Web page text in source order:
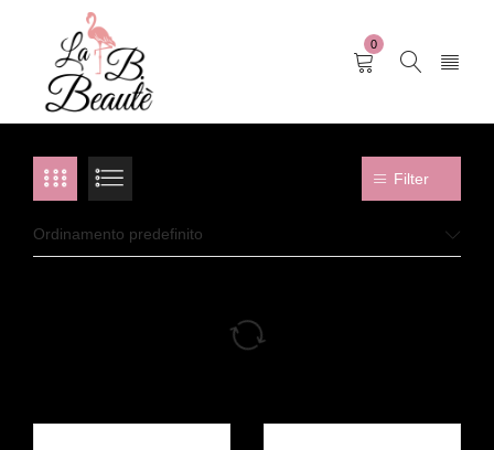
0
Filter
Ordinamento predefinito